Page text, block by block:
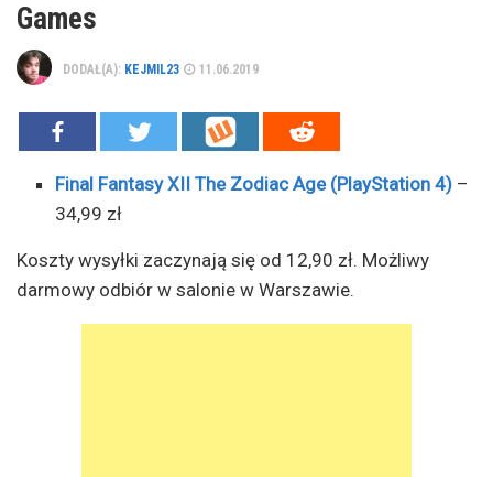
Games
DODAŁ(A): KEJMIL23 11.06.2019
Final Fantasy XII The Zodiac Age (PlayStation 4) –
34,99 zł
Koszty wysyłki zaczynają się od 12,90 zł. Możliwy
darmowy odbiór w salonie w Warszawie.